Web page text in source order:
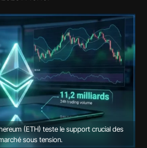
(ETH) teste le support crucial des
sous tension.